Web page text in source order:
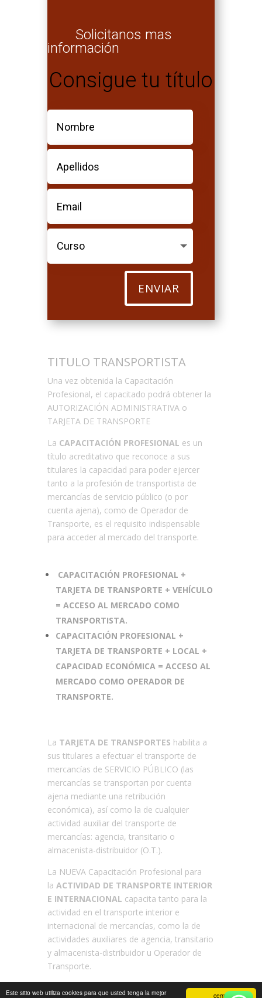
cerrar
Este sitio web utiliza cookies para que usted tenga la mejor
Solicitanos mas
información
Consigue tu título
ENVIAR
TITULO TRANSPORTISTA
Una vez obtenida la Capacitación
Profesional, el capacitado podrá obtener la
AUTORIZACIÓN ADMINISTRATIVA o
TARJETA DE TRANSPORTE
La CAPACITACIÓN PROFESIONAL es un
título acreditativo que reconoce a sus
titulares la capacidad para poder ejercer
tanto a la profesión de transportista de
mercancías de servicio público (o por
cuenta ajena), como de Operador de
Transporte, es el requisito indispensable
para acceder al mercado del transporte.
CAPACITACIÓN PROFESIONAL +
TARJETA DE TRANSPORTE + VEHÍCULO
= ACCESO AL MERCADO COMO
TRANSPORTISTA.
CAPACITACIÓN PROFESIONAL +
TARJETA DE TRANSPORTE + LOCAL +
CAPACIDAD ECONÓMICA = ACCESO AL
MERCADO COMO OPERADOR DE
TRANSPORTE.
La TARJETA DE TRANSPORTES habilita a
sus titulares a efectuar el transporte de
mercancías de SERVICIO PÚBLICO (las
mercancías se transportan por cuenta
ajena mediante una retribución
económica), así como la de cualquier
actividad auxiliar del transporte de
mercancías: agencia, transitario o
almacenista-distribuidor (O.T.).
La NUEVA Capacitación Profesional para
la ACTIVIDAD DE TRANSPORTE INTERIOR
E INTERNACIONAL capacita tanto para la
actividad en el transporte interior e
internacional de mercancías, como la de
actividades auxiliares de agencia, transitario
y almacenista-distribuidor u Operador de
Transporte.